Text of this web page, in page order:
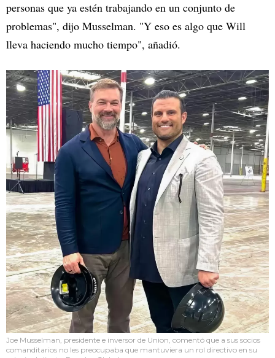
personas que ya estén trabajando en un conjunto de
problemas", dijo Musselman. "Y eso es algo que Will
lleva haciendo mucho tiempo", añadió.
Joe Musselman, presidente e inversor de Union, comentó que a sus socios
comanditarios no les preocupaba que mantuviera un rol directivo en su